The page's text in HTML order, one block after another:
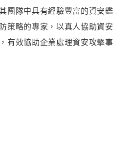
團隊中具有經驗豐富的資安鑑
策略的專家，以真人協助資安
有效協助企業處理資安攻擊事